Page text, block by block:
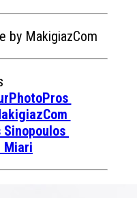
Sinopoulos
Miari